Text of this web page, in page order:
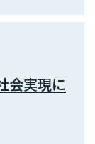
会実現に